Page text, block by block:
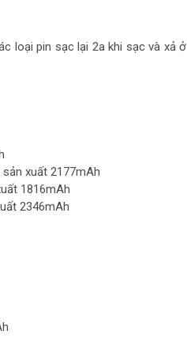
loại pin sạc lại 2a khi sạc và xả ở
xuất 2177mAh
1816mAh
2346mAh